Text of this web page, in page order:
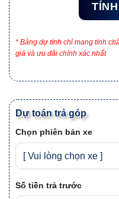
* Bảng dự tính chỉ mang tính
giá và ưu đãi chính xác nhất
Dự toán trả góp
Chọn phiên bản xe
Số tiền trả trước